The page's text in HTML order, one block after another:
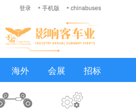
登录 手机版 chinabuses
海外 会展 招标